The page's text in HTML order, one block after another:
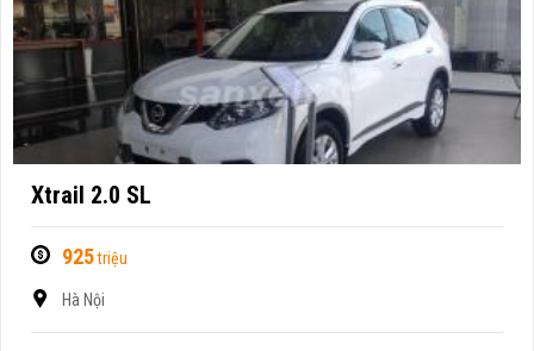
Xtrail 2.0 SL
925triệu
Hà Nội